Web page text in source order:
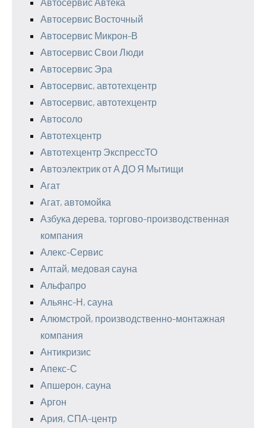
Автосервис Восточный
Автосервис Микрон-В
Автосервис Свои Люди
Автосервис Эра
Автосервис, автотехцентр
Автосервис, автотехцентр
Автосоло
Автотехцентр
Автотехцентр ЭкспрессТО
Автоэлектрик от А ДО Я Мытищи
Агат
Агат, автомойка
Азбука дерева, торгово-производственная
компания
Алекс-Сервис
Алтай, медовая сауна
Альфапро
Альянс-Н, сауна
Алюмстрой, производственно-монтажная
компания
Антикризис
Апекс-С
Апшерон, сауна
Аргон
Ария, СПА-центр